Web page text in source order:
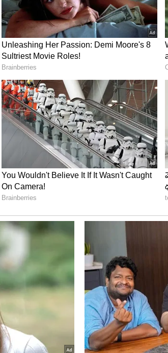
బ్యాంకులో ఉద్యోగం సాధించిన తర్వాత
ఉద్యోగం చేసి.. ఆ తర్వాత వదిలిపెట్టారు.
జన నాట్య మండలి (పూర్వపు పీపుల్స్ వార్
ఉన్నారు. కొన్నేళ్లు అండర్ గ్రౌండ్‌లో కూడా
ప్రభుత్వాల ప్రజా వ్యతిరేక విధానాలపై,
తరఫున వెలువడే సామూహిక గీతంగా
జీవనం.. 1997లో అసలు ఏం జరిగింది..?
ఎర్రజెండా చేతబూని గద్దర్‌ పాటలు
నిర్భయంగా, నిక్కచ్చిగా ప్రభుత్వాల దుమ్ము
పోషించారు.
ఆ చిత్రంలో నటించారు. 1987లో
గద్దర్.. జన నాట్య మండలి (పూర్వపు
ఉన్నారు. నకిలీ ఎన్‌కౌంటర్లకు
హత్యాయత్నం జరిగింది. అయితే చాలా కాలం గద్దర్
విధానాలపై పోరాడారు. ‘‘నీ పాదం మీద
అయితే ఈ అవార్డును ఆయన తిరస్కరించారు.